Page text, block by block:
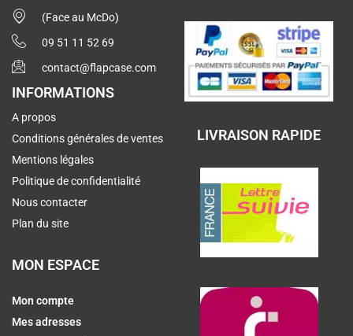
(Face au McDo)
09 51 11 52 69
contact@flapcase.com
INFORMATIONS
A propos
Conditions générales de ventes
Mentions légales
Politique de confidentialité
Nous contacter
Plan du site
MON ESPACE
Mon compte
Mes adresses
LIVRAISON RAPIDE